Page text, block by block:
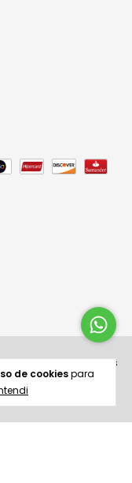
de cookiespara
2026. Todos os direitos